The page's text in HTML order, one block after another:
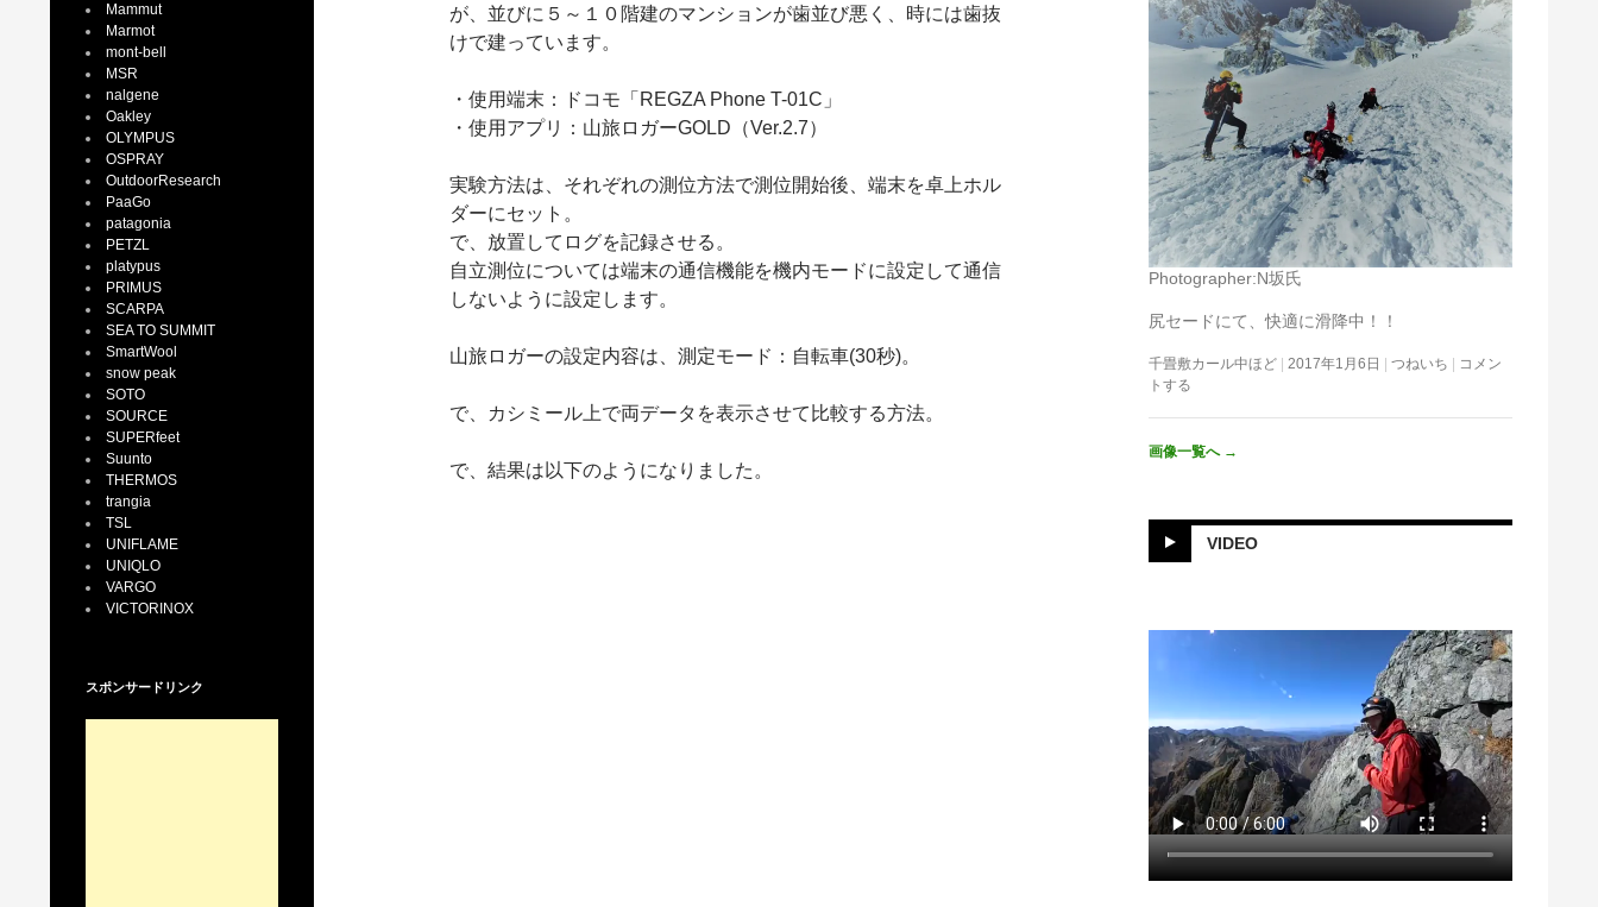
が、並びに５～１０階建のマンションが歯並び悪く、時には歯抜
けで建っています。
・使用端末：ドコモ「REGZA Phone T-01C」
・使用アプリ：山旅ロガーGOLD（Ver.2.7）
実験方法は、それぞれの測位方法で測位開始後、端末を卓上ホル
ダーにセット。
で、放置してログを記録させる。
自立測位については端末の通信機能を機内モードに設定して通信
しないように設定します。
山旅ロガーの設定内容は、測定モード：自転車(30秒)。
で、カシミール上で両データを表示させて比較する方法。
で、結果は以下のようになりました。
Photographer:N坂氏
尻セードにて、快適に滑降中！！
千畳敷カール中ほど 2017年1月6日 つねいち
コメン
トする
画像一覧へ →
VIDEO
Mammut
Marmot
mont-bell
MSR
nalgene
Oakley
OLYMPUS
OSPRAY
OutdoorResearch
PaaGo
patagonia
PETZL
platypus
PRIMUS
SCARPA
SEA TO SUMMIT
SmartWool
snow peak
SOTO
SOURCE
SUPERfeet
Suunto
THERMOS
trangia
TSL
UNIFLAME
UNIQLO
VARGO
VICTORINOX
スポンサードリンク